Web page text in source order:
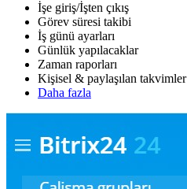
İşe giriş/İşten çıkış
Görev süresi takibi
İş günü ayarları
Günlük yapılacaklar
Zaman raporları
Kişisel & paylaşılan takvimler
Daha fazla